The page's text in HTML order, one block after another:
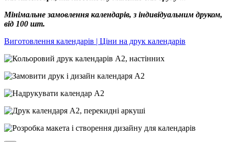
Мінімальне замовлення календарів, з індивідуальним друком,
від 100 шт.
Виготовлення календарів | Ціни на друк календарів